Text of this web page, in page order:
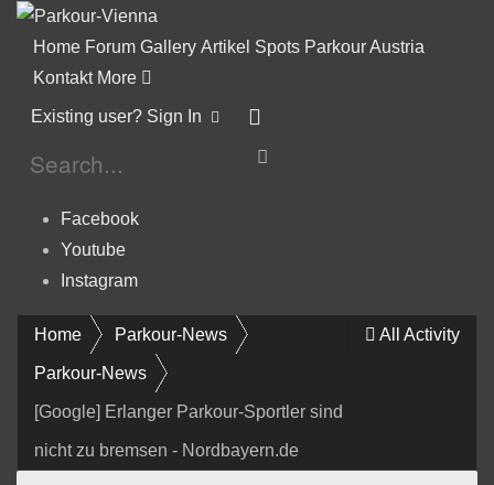
Home Forum Gallery Artikel Spots Parkour Austria
Kontakt More
Existing user? Sign In
Facebook
Youtube
Instagram
All Activity
Home Parkour-News
Parkour-News
[Google] Erlanger Parkour-Sportler sind
nicht zu bremsen - Nordbayern.de